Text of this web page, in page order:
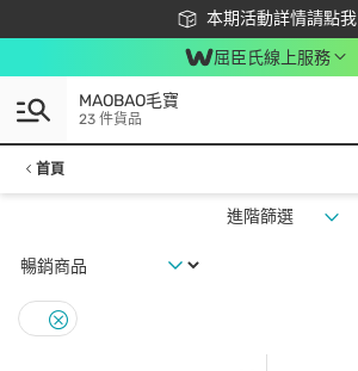
本期活動詳情請點我
下載app最高回饋$350
屈臣氏線上服務
MAOBAO毛寶
23 件貨品
首頁
進階篩選